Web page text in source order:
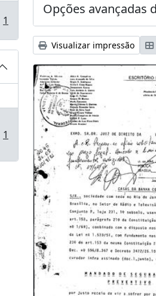
1
1
Opções avançadas
Visualizar impressão